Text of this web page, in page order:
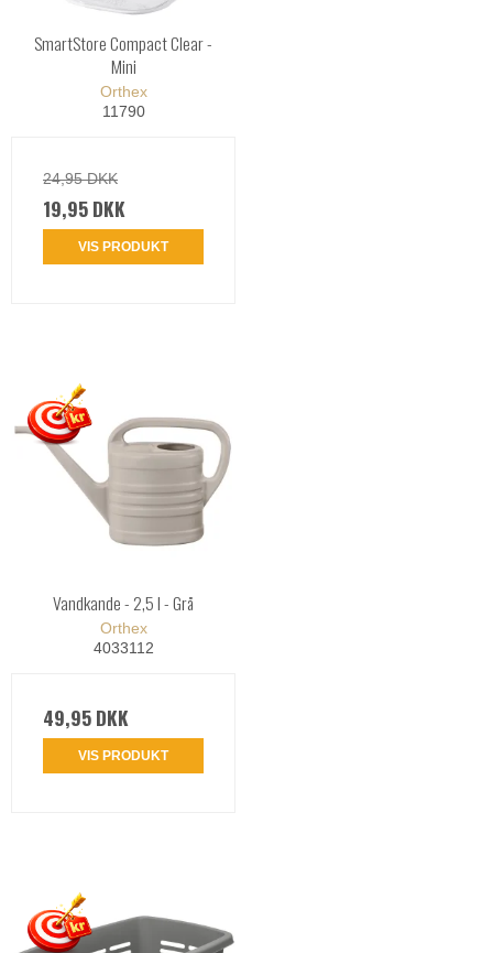
SmartStore Compact Clear -
Mini
Orthex
11790
24,95 DKK
19,95 DKK
VIS PRODUKT
Vandkande - 2,5 l - Grå
Orthex
4033112
49,95 DKK
VIS PRODUKT